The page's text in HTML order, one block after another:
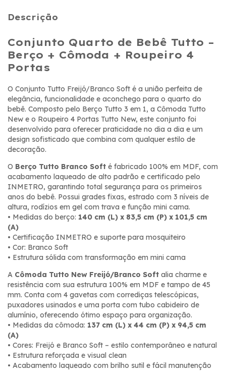
Descrição
Conjunto Quarto de Bebê Tutto –
Berço + Cômoda + Roupeiro 4
Portas
O Conjunto Tutto Freijó/Branco Soft é a união perfeita de
elegância, funcionalidade e aconchego para o quarto do
bebê. Composto pelo Berço Tutto 3 em 1, a Cômoda Tutto
New e o Roupeiro 4 Portas Tutto New, este conjunto foi
desenvolvido para oferecer praticidade no dia a dia e um
design sofisticado que combina com qualquer estilo de
decoração.
O Berço Tutto Branco Soft é fabricado 100% em MDF, com
acabamento laqueado de alto padrão e certificado pelo
INMETRO, garantindo total segurança para os primeiros
anos do bebê. Possui grades fixas, estrado com 3 níveis de
altura, rodízios em gel com trava e função mini cama.
• Medidas do berço: 140 cm (L) x 83,5 cm (P) x 101,5 cm
(A)
• Certificação INMETRO e suporte para mosquiteiro
• Cor: Branco Soft
• Estrutura sólida com transformação em mini cama
A Cômoda Tutto New Freijó/Branco Soft alia charme e
resistência com sua estrutura 100% em MDF e tampo de 45
mm. Conta com 4 gavetas com corrediças telescópicas,
puxadores usinados e uma porta com tubo cabideiro de
alumínio, oferecendo ótimo espaço para organização.
• Medidas da cômoda: 137 cm (L) x 44 cm (P) x 94,5 cm
(A)
• Cores: Freijó e Branco Soft – estilo contemporâneo e natural
• Estrutura reforçada e visual clean
• Acabamento laqueado com brilho sutil e fácil manutenção